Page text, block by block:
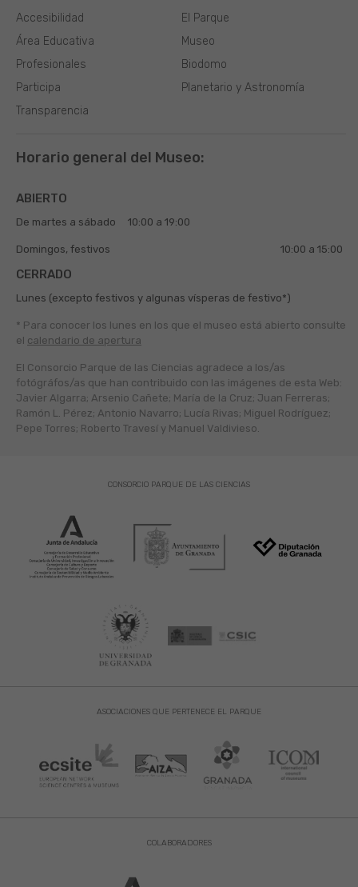
El Parque
Museo
Biodomo
Planetario y Astronomía
Área Educativa
Profesionales
Participa
Transparencia
Accesibilidad
Horario general del Museo:
ABIERTO
De martes a sábado 10:00 a 19:00
Domingos, festivos 10:00 a 15:00
CERRADO
Lunes (excepto festivos y algunas vísperas de festivo*)
* Para conocer los lunes en los que el museo está abierto consulte
el calendario de apertura
El Consorcio Parque de las Ciencias agradece a los/as
fotógráfos/as que han contribuido con las imágenes de esta Web:
Javier Algarra; Arsenio Cañete; María de la Cruz; Juan Ferreras;
Ramón L. Pérez; Antonio Navarro; Lucía Rivas; Miguel Rodríguez;
Pepe Torres; Roberto Travesí y Manuel Valdivieso.
ASOCIACIONES QUE PERTENECE EL PARQUE
CONSORCIO PARQUE DE LAS CIENCIAS
COLABORADORES